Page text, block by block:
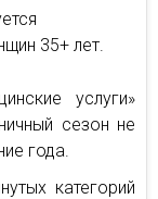
35+ лет.
услуги»
сезон не
года.
категорий